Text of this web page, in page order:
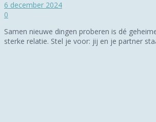
6 december 2024
0
Samen nieuwe dingen proberen is dé
sterke relatie. Stel je voor: jij en je partner